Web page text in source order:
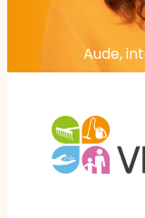
Aude,